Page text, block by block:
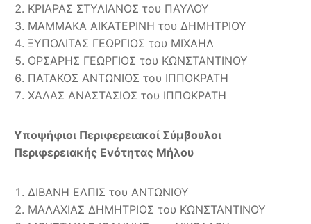
ΚΡΙΑΡΑΣ ΣΤΥΛΙΑΝΟΣ του ΠΑΥΛΟΥ
ΜΑΜΜΑΚΑ ΑΙΚΑΤΕΡΙΝΗ του ΔΗΜΗΤΡΙΟΥ
ΞΥΠΟΛΙΤΑΣ ΓΕΩΡΓΙΟΣ του ΜΙΧΑΗΛ
ΟΡΣΑΡΗΣ ΓΕΩΡΓΙΟΣ του ΚΩΝΣΤΑΝΤΙΝΟΥ
ΠΑΤΑΚΟΣ ΑΝΤΩΝΙΟΣ του ΙΠΠΟΚΡΑΤΗ
ΧΑΛΑΣ ΑΝΑΣΤΑΣΙΟΣ του ΙΠΠΟΚΡΑΤΗ
Υποψήφιοι Περιφερειακοί Σύμβουλοι
Περιφερειακής Ενότητας Μήλου
ΔΙΒΑΝΗ ΕΛΠΙΣ του ΑΝΤΩΝΙΟΥ
ΜΑΛΑΧΙΑΣ ΔΗΜΗΤΡΙΟΣ του ΚΩΝΣΤΑΝΤΙΝΟΥ